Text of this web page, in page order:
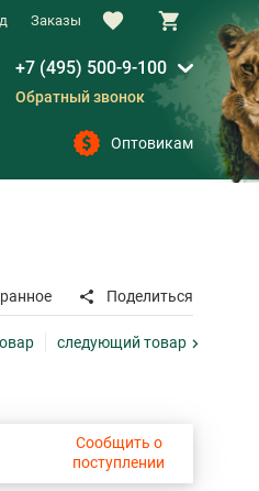
Заказы
+7 (495) 500-9-100
Обратный звонок
Оптовикам
Поделиться
следующий товар
Сообщить о
поступлении